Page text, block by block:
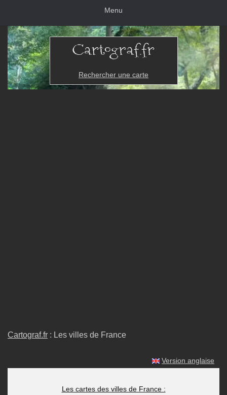
Menu
Rechercher une carte
Cartograf.fr : Les villes de France
Version anglaise
Les cartes des villes de France :